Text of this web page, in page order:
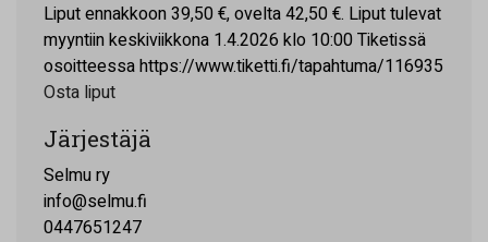
Liput ennakkoon 39,50 €, ovelta 42,50 €. Liput tulevat
myyntiin keskiviikkona 1.4.2026 klo 10:00 Tiketissä
osoitteessa https://www.tiketti.fi/tapahtuma/116935
Osta liput
Järjestäjä
Selmu ry
info@selmu.fi
0447651247